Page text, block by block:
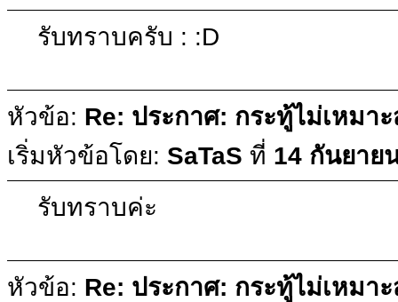
รับทราบครับ : :D
หัวข้อ: Re: ประกาศ: กระทู้ไม่เหมา
เริ่มหัวข้อโดย: SaTaS ที่ 14 กันยาย
รับทราบค่ะ
หัวข้อ: Re: ประกาศ: กระทู้ไม่เหมา